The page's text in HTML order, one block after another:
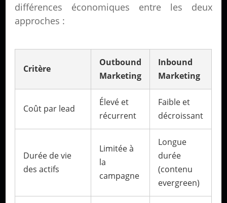
différences économiques entre les deux
approches :
Critère
Outbound
Marketing
Inbound
Marketing
Coût par lead
Élevé et
récurrent
Faible et
décroissant
Durée de vie
des actifs
Limitée à
la
campagne
Longue
durée
(contenu
evergreen)